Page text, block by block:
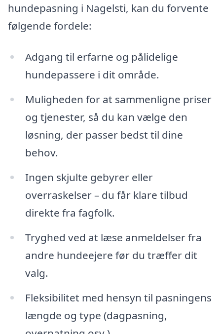
hundepasning i Nagelsti, kan du forvente
følgende fordele:
Adgang til erfarne og pålidelige
hundepassere i dit område.
Muligheden for at sammenligne priser
og tjenester, så du kan vælge den
løsning, der passer bedst til dine
behov.
Ingen skjulte gebyrer eller
overraskelser – du får klare tilbud
direkte fra fagfolk.
Tryghed ved at læse anmeldelser fra
andre hundeejere før du træffer dit
valg.
Fleksibilitet med hensyn til pasningens
længde og type (dagpasning,